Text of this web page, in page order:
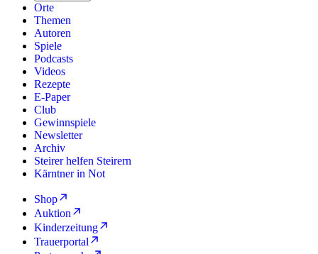
Orte
Themen
Autoren
Spiele
Podcasts
Videos
Rezepte
E-Paper
Club
Gewinnspiele
Newsletter
Archiv
Steirer helfen Steirern
Kärntner in Not
Shop
Auktion
Kinderzeitung
Trauerportal